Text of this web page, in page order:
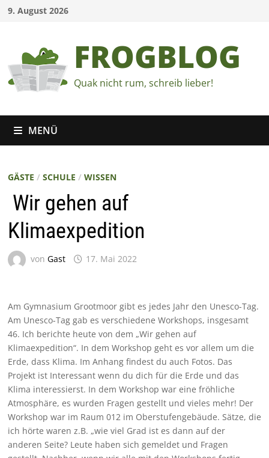
Zum9. August 2026
FROGBLOG
Quak nicht rum, schreib lieber!
MENÜ
GÄSTE / SCHULE / WISSEN
Wir gehen auf
Klimaexpedition
von Gast 17. Mai 2022
Am Gymnasium Grootmoor gibt es jedes Jahr den Unesco-Tag.
Am Unesco-Tag gab es verschiedene Workshops, insgesamt
46. Ich berichte heute von dem „Wir gehen auf
Klimaexpedition“. In dem Workshop geht es vor allem um die
Erde, dass Klima. Im Anhang findest du auch Fotos. Das
Projekt ist Interessant wenn du dich für die Erde und das
Klima interessierst. In dem Workshop war eine fröhliche
Atmosphäre, es wurden Fragen gestellt und vieles mehr! Der
Workshop war im Raum 012 im Oberstufengebäude. Sätze, die
ich hörte waren z.B. „wie viel Grad ist es dann auf der
anderen Seite? Leute haben sich gemeldet und Fragen